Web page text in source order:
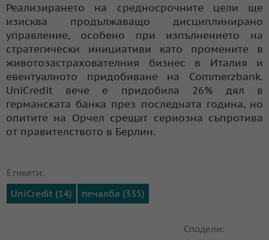
Реализирането на средносрочните цели ще
изисква продължаващо дисциплинирано
управление, особено при изпълнението на
стратегически инициативи като промените в
животозастрахователния бизнес в Италия и
евентуалното придобиване на Commerzbank.
UniCredit вече е придобила 26% дял в
германската банка през последната година, но
опитите на Орчел срещат сериозна съпротива
от правителството в Берлин.
Етикети:
UniCredit (14)
печалба (335)
Сподели: